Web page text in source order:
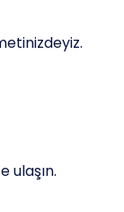
ulaşın.